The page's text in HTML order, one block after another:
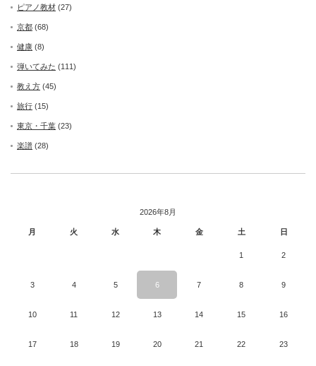
ピアノ教材 (27)
京都 (68)
健康 (8)
弾いてみた (111)
教え方 (45)
旅行 (15)
東京・千葉 (23)
楽譜 (28)
2026年8月
月 火 水 木 金 土 日
1 2
3 4 5 6 7 8 9
10 11 12 13 14 15 16
17 18 19 20 21 22 23